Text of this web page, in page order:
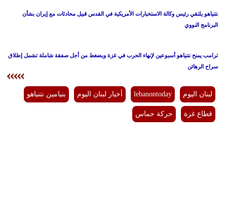
نتنياهو يلتقي رئيس وكالة الاستخبارات الأمريكية في القدس قبيل محادثات مع إيران بشأن
البرنامج النووي
ترامب يمنح نتنياهو أسبوعين لإنهاء الحرب في غزة ويضغط من أجل صفقة شاملة تشمل إطلاق
سراح الرهائن
لبنان اليوم lebanontoday أخبار لبنان اليوم بنيامين نتنياهو
قطاع غزة حركة حماس